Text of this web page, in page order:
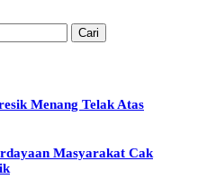
Menang Telak Atas
Masyarakat Cak